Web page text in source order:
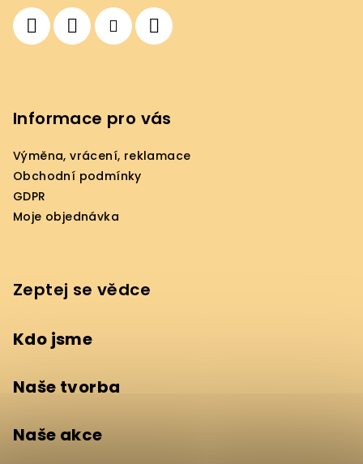
Informace pro vás
Výměna, vrácení, reklamace
Obchodní podmínky
GDPR
Moje objednávka
Zeptej se vědce
Kdo jsme
Naše tvorba
Naše akce